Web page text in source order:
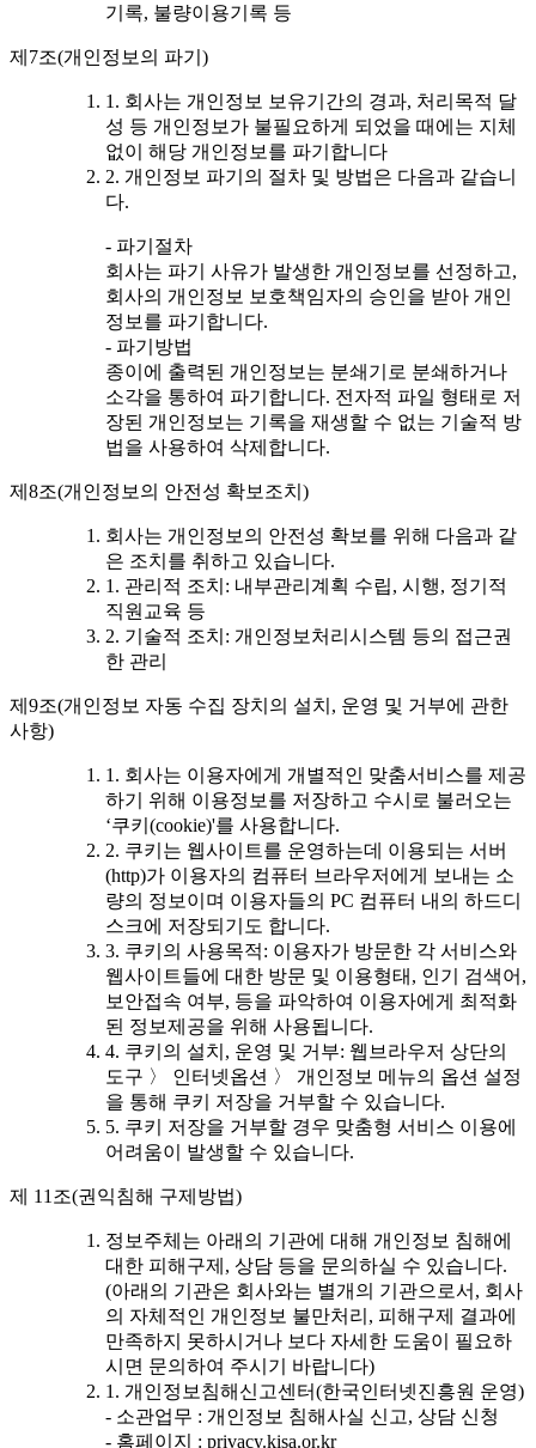
기록, 불량이용기록 등
제7조(개인정보의 파기)
1. 회사는 개인정보 보유기간의 경과, 처리목적 달
성 등 개인정보가 불필요하게 되었을 때에는 지체
없이 해당 개인정보를 파기합니다
2. 개인정보 파기의 절차 및 방법은 다음과 같습니
다.
- 파기절차
회사는 파기 사유가 발생한 개인정보를 선정하고,
회사의 개인정보 보호책임자의 승인을 받아 개인
정보를 파기합니다.
- 파기방법
종이에 출력된 개인정보는 분쇄기로 분쇄하거나
소각을 통하여 파기합니다. 전자적 파일 형태로 저
장된 개인정보는 기록을 재생할 수 없는 기술적 방
법을 사용하여 삭제합니다.
제8조(개인정보의 안전성 확보조치)
회사는 개인정보의 안전성 확보를 위해 다음과 같
은 조치를 취하고 있습니다.
1. 관리적 조치: 내부관리계획 수립, 시행, 정기적
직원교육 등
2. 기술적 조치: 개인정보처리시스템 등의 접근권
한 관리
제9조(개인정보 자동 수집 장치의 설치, 운영 및 거부에 관한
사항)
1. 회사는 이용자에게 개별적인 맞춤서비스를 제공
하기 위해 이용정보를 저장하고 수시로 불러오는
‘쿠키(cookie)'를 사용합니다.
2. 쿠키는 웹사이트를 운영하는데 이용되는 서버
(http)가 이용자의 컴퓨터 브라우저에게 보내는 소
량의 정보이며 이용자들의 PC 컴퓨터 내의 하드디
스크에 저장되기도 합니다.
3. 쿠키의 사용목적: 이용자가 방문한 각 서비스와
웹사이트들에 대한 방문 및 이용형태, 인기 검색어,
보안접속 여부, 등을 파악하여 이용자에게 최적화
된 정보제공을 위해 사용됩니다.
4. 쿠키의 설치, 운영 및 거부: 웹브라우저 상단의
도구 〉 인터넷옵션 〉 개인정보 메뉴의 옵션 설정
을 통해 쿠키 저장을 거부할 수 있습니다.
5. 쿠키 저장을 거부할 경우 맞춤형 서비스 이용에
어려움이 발생할 수 있습니다.
제 11조(권익침해 구제방법)
정보주체는 아래의 기관에 대해 개인정보 침해에
대한 피해구제, 상담 등을 문의하실 수 있습니다.
(아래의 기관은 회사와는 별개의 기관으로서, 회사
의 자체적인 개인정보 불만처리, 피해구제 결과에
만족하지 못하시거나 보다 자세한 도움이 필요하
시면 문의하여 주시기 바랍니다)
1. 개인정보침해신고센터(한국인터넷진흥원 운영)
- 소관업무 : 개인정보 침해사실 신고, 상담 신청
- 홈페이지 : privacy.kisa.or.kr